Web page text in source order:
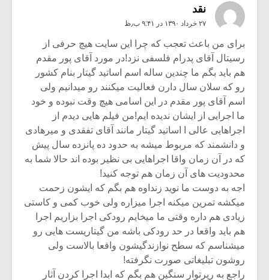
نقد
۲۷ خرداد ۱۳۹۰ در ۹:۴۱ ب٫ظ
برای من باعث تعجب که چرا این سایت هیچ حرفی از
رسیتال آقای پدرام فلسفی نزد!در مورد آقای پور مقدم
هم باید بگم ما چندین ساله اسم اساتید گیتار بنام کشور
رو که سلان سال دارن فعالیت میکنند رو میدانیم ولی
اسم آقای پور مقدم در این اسامی هیچ وقت نبوده و خود
ما اجرایی از ایشان ندیده ایم!من فیلم هایی دیدم از
اجراهایی عالی ا اساتید گیتار مانند آقای تفقدی و میرهادی
و دانشمند که مربوط میشه به حدود ده پانزده سال پیش
که در آن زمان واقا اجراهایی بی نظیر بوده اند حالا شما به
محدودیت های آن زمان هم توجه کنید!
اجه به دوست ما نوید زنداوه هم بگم که ایشون زحمت
میکشه تمرین میکنه اجرا میزاره ولی خوب کمی و کاستی
زیادی هم داره وقتی ما میخایم رودکی اجرا بزاریم اجرا
هم باید واقعا در حد رودکی باشه من گیتاریست هایی رو
میشناسم که سطح نوازندگیشون واقعا بالاست ولی
روشون تبلیغاتی صورت نگرفته!
راجع به رپرتوار سنگین هم بگم که ابدا اجرا کردن آثار